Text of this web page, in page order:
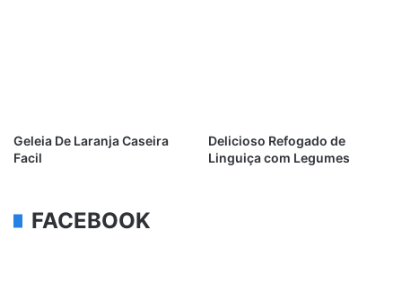
Geleia De Laranja Caseira
Facil
Delicioso Refogado de
Linguiça com Legumes
FACEBOOK